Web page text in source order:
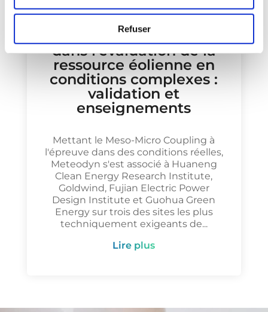
Refuser
Poster : Application du
couplage méso-micro
dans l’évaluation de la
ressource éolienne en
conditions complexes :
validation et
enseignements
Mettant le Meso-Micro Coupling à
l'épreuve dans des conditions réelles,
Meteodyn s'est associé à Huaneng
Clean Energy Research Institute,
Goldwind, Fujian Electric Power
Design Institute et Guohua Green
Energy sur trois des sites les plus
techniquement exigeants de...
lire plus